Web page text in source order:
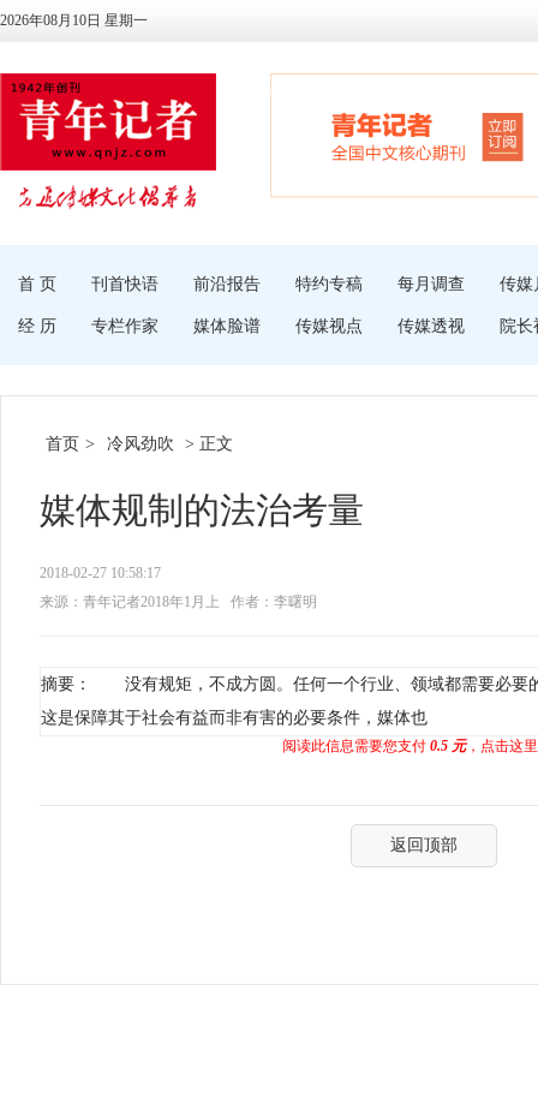
2026年08月10日 星期一
首 页 刊首快语 前沿报告 特约专稿 每月调查 传媒
经 历 专栏作家 媒体脸谱 传媒视点 传媒透视 院长
首页 > 冷风劲吹 > 正文
媒体规制的法治考量
2018-02-27 10:58:17
来源：青年记者2018年1月上
作者：李曙明
摘要： 没有规矩，不成方圆。任何一个行业、领域都需要必要
这是保障其于社会有益而非有害的必要条件，媒体也
阅读此信息需要您支付 0.5 元，点击这
返回顶部